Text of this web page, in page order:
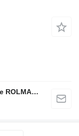
Przedsiębiorstwo Produkcyjno-Handlowe ROLMAPOL Marcin Dziekan